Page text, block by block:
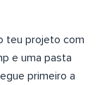
teu projeto com
e uma pasta
primeiro a